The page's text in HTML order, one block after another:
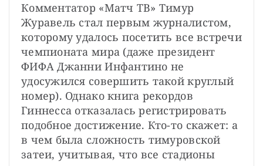
Комментатор «Матч ТВ» Тимур
Журавель стал первым журналистом,
которому удалось посетить все встречи
чемпионата мира (даже президент
ФИФА Джанни Инфантино не
удосужился совершить такой круглый
номер). Однако книга рекордов
Гиннесса отказалась регистрировать
подобное достижение. Кто-то скажет: а
в чем была сложность тимуровской
затеи, учитывая, что все стадионы